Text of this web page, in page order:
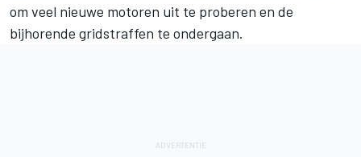
om veel nieuwe motoren uit te proberen en de
bijhorende gridstraffen te ondergaan.